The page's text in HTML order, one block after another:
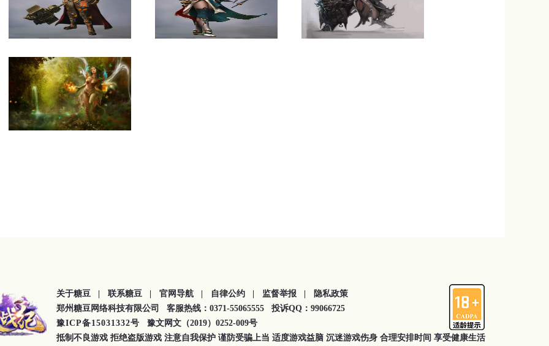
关于糖豆 | 联系糖豆 | 官网导航 | 自律公约 | 监督举报 |
隐私政策
郑州糖豆网络科技有限公司 客服热线：0371-55065555 投诉QQ：99066725
豫ICP备15031332号 豫文网文（2019）0252-009号
抵制不良游戏 拒绝盗版游戏 注意自我保护 谨防受骗上当 适度游戏益脑 沉迷游戏伤身 合理安排时间 享受健康生活